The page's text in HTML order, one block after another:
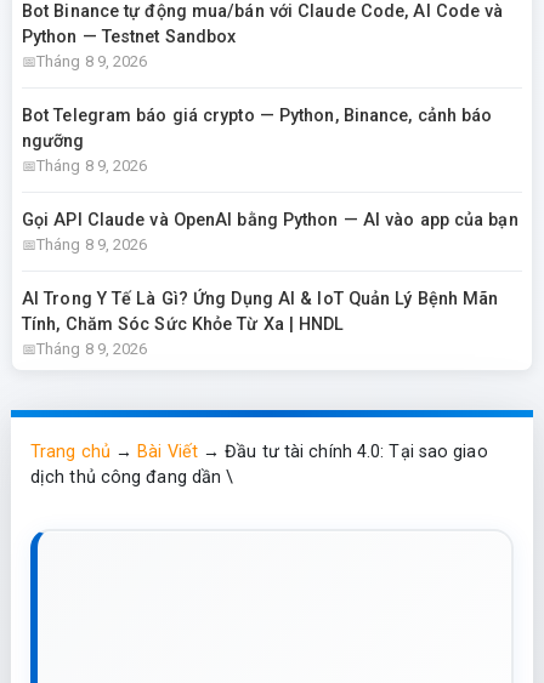
Bot Binance tự động mua/bán với Claude Code, AI Code và
Python — Testnet Sandbox
Tháng 8 9, 2026
Bot Telegram báo giá crypto — Python, Binance, cảnh báo
ngưỡng
Tháng 8 9, 2026
Gọi API Claude và OpenAI bằng Python — AI vào app của bạn
Tháng 8 9, 2026
AI Trong Y Tế Là Gì? Ứng Dụng AI & IoT Quản Lý Bệnh Mãn
Tính, Chăm Sóc Sức Khỏe Từ Xa | HNDL
Tháng 8 9, 2026
Trang chủ →Bài Viết→Đầu tư tài chính 4.0: Tại sao giao
dịch thủ công đang dần \